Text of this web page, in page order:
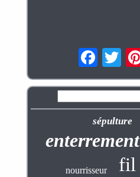
sépulture
enterrement
nourrisseur fil